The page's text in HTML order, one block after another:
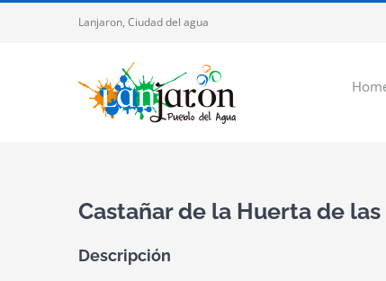
Lanjaron, Ciudad del agua
Castañar de la Huerta de
Descripción